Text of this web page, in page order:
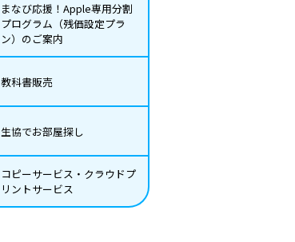
まなび応援！Apple専用分割
プログラム（残価設定プラ
ン）のご案内
教科書販売
生協でお部屋探し
コピーサービス・クラウドプ
リントサービス